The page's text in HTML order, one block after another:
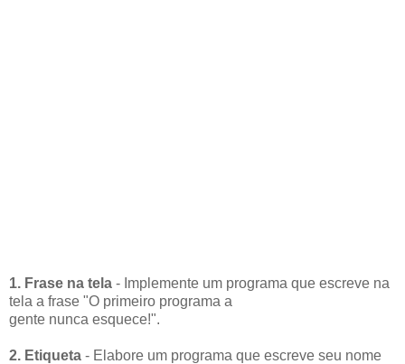
1. Frase na tela - Implemente um programa que escreve na
tela a frase "O primeiro programa a
gente nunca esquece!".
2. Etiqueta - Elabore um programa que escreve seu nome